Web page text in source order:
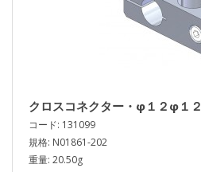
クロスコネクター・φ１２φ１２
コード: 131099
規格: N01861-202
重量: 20.50g